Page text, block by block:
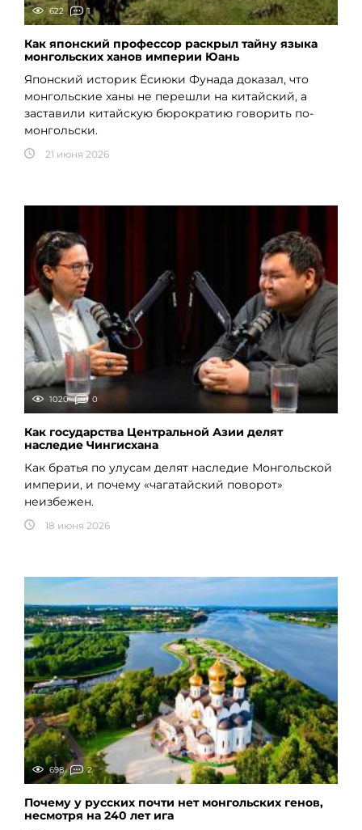
622 1
Как японский профессор раскрыл тайну языка
монгольских ханов империи Юань
Японский историк Ёсиюки Фунада доказал, что
монгольские ханы не перешли на китайский, а
заставили китайскую бюрократию говорить по-
монгольски.
21 июня 2026
1020 0
Как государства Центральной Азии делят
наследие Чингисхана
Как братья по улусам делят наследие Монгольской
империи, и почему «чагатайский поворот»
неизбежен.
18 июня 2026
698 2
Почему у русских почти нет монгольских генов,
несмотря на 240 лет ига